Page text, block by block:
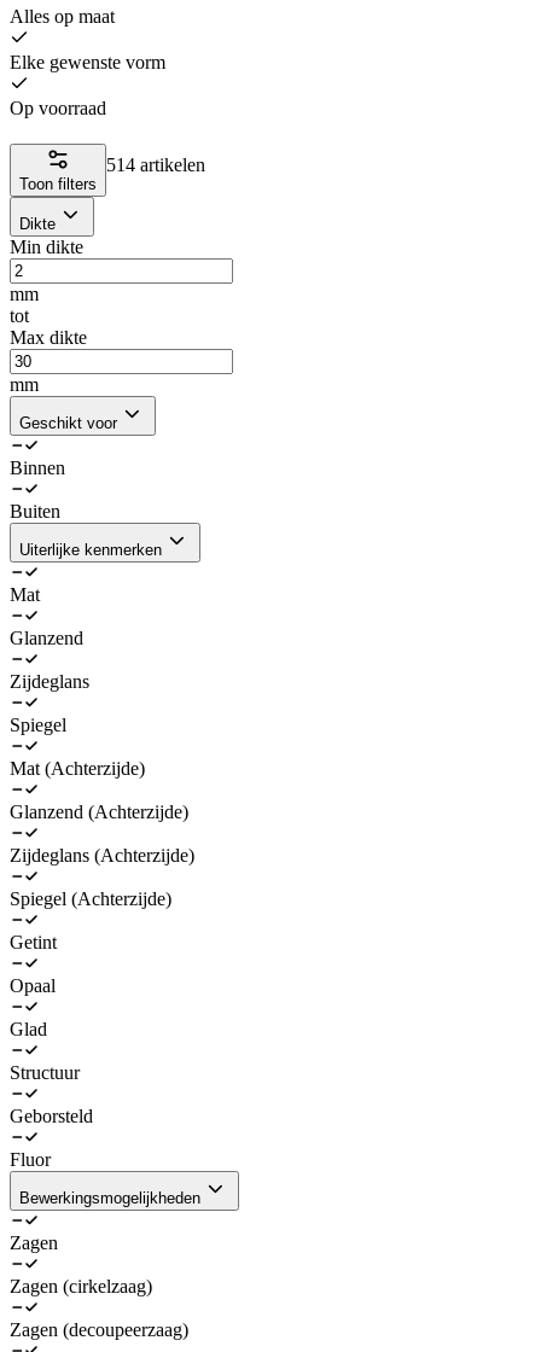
Alles op maat
Elke gewenste vorm
Op voorraad
Toon filters
514 artikelen
Dikte
Min dikte
mm
tot
Max dikte
mm
Geschikt voor
Binnen
Buiten
Uiterlijke kenmerken
Mat
Glanzend
Zijdeglans
Spiegel
Mat (Achterzijde)
Glanzend (Achterzijde)
Zijdeglans (Achterzijde)
Spiegel (Achterzijde)
Getint
Opaal
Glad
Structuur
Geborsteld
Fluor
Bewerkingsmogelijkheden
Zagen
Zagen (cirkelzaag)
Zagen (decoupeerzaag)